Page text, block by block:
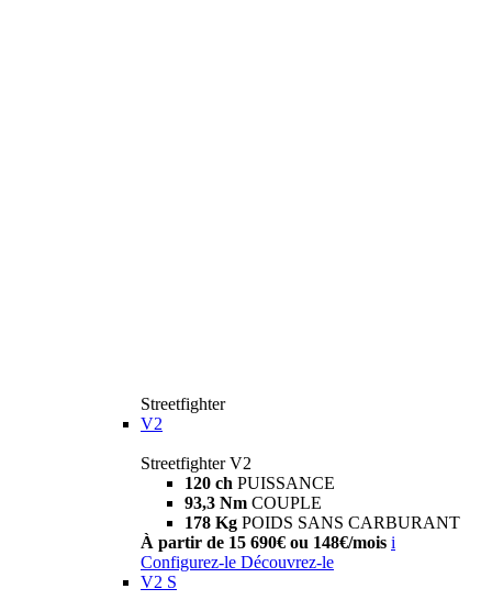
Streetfighter
V2
Streetfighter V2
120 ch PUISSANCE
93,3 Nm COUPLE
178 Kg POIDS SANS CARBURANT
À partir de 15 690€ ou 148€/mois i
Configurez-le Découvrez-le
V2 S